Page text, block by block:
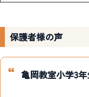
保護者様の声
亀岡教室小学3